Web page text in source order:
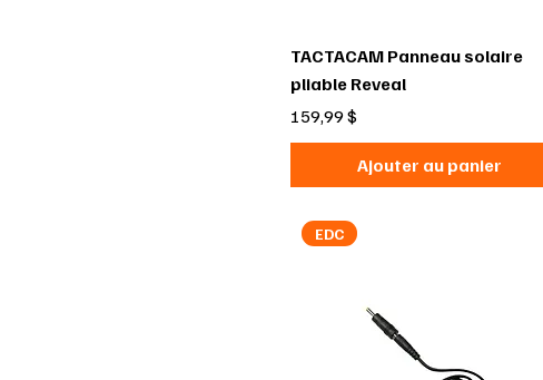
TACTACAM Panneau solaire
pliable Reveal
Prix
159,99 $
Ajouter au panier
EDC